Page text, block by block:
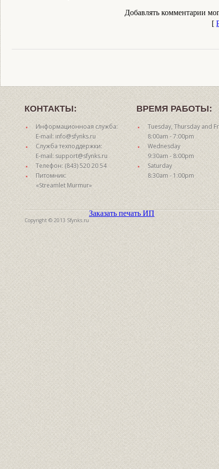
Добавлять комментарии
[
КОНТАКТЫ:
Информационноая служба:
E-mail: info@sfynks.ru
Служба техподдержки:
E-mail: support@sfynks.ru
Телефон: (843) 520 20 54
Питомник:
«Streamlet Murmur»
ВРЕМЯ РАБОТЫ:
Tuesday, Thursday and
8:00am - 7:00pm
Wednesday
9:30am - 8:00pm
Saturday
8:30am - 1:00pm
Copyright © 2013 Sfynks.ru
Заказать печать ИП